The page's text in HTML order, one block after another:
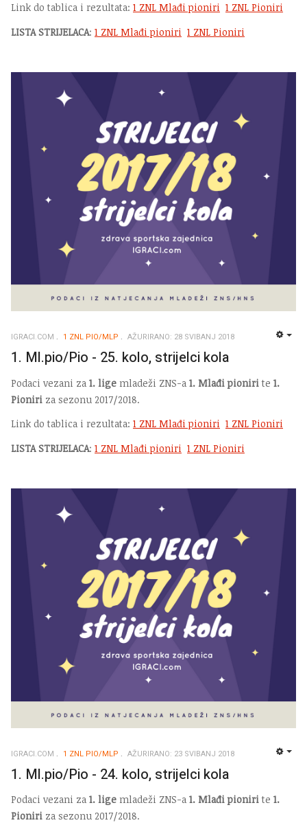
Link do tablica i rezultata: 1 ZNL Mlađi pioniri 1 ZNL Pioniri
LISTA STRIJELACA: 1 ZNL Mlađi pioniri 1 ZNL Pioniri
IGRACI.COM 1 ZNL PIO/MLP AŽURIRANO: 28 SVIBANJ 2018
1. Ml.pio/Pio - 25. kolo, strijelci kola
Podaci vezani za 1. lige mladeži ZNS-a 1. Mlađi pionirite 1.
Pioniri za sezonu 2017/2018.
Link do tablica i rezultata: 1 ZNL Mlađi pioniri 1 ZNL Pioniri
LISTA STRIJELACA: 1 ZNL Mlađi pioniri 1 ZNL Pioniri
IGRACI.COM 1 ZNL PIO/MLP AŽURIRANO: 23 SVIBANJ 2018
1. Ml.pio/Pio - 24. kolo, strijelci kola
Podaci vezani za 1. lige mladeži ZNS-a 1. Mlađi pionirite 1.
Pioniri za sezonu 2017/2018.